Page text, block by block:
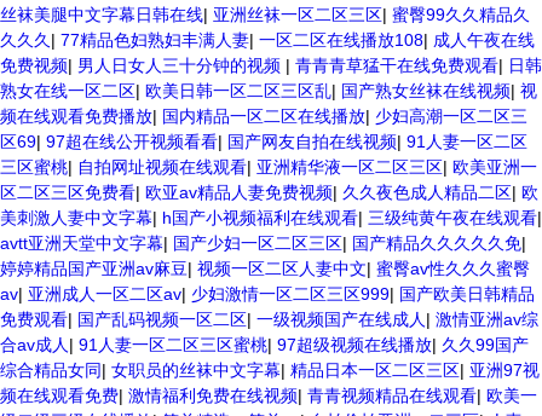
丝袜美腿中文字幕日韩在线| 亚洲丝袜一区二区三区| 蜜臀99久久精品久
久久久 | 77精品色妇熟妇丰满人妻| 一区二区在线播放108| 成人午夜在线
免费视频| 男人日女人三十分钟的视频 | 青青青草猛干在线免费观看| 日韩
熟女在线一区二区| 欧美日韩一区二区三区乱| 国产熟女丝袜在线视频| 视
频在线观看免费播放| 国内精品一区二区在线播放| 少妇高潮一区二区三
区69| 97超在线公开视频看看| 国产网友自拍在线视频| 91人妻一区二区
三区蜜桃| 自拍网址视频在线观看| 亚洲精华液一区二区三区| 欧美亚洲一
区二区三区免费看| 欧亚av精品人妻免费视频| 久久夜色成人精品二区| 欧
美刺激人妻中文字幕| h国产小视频福利在线观看| 三级纯黄午夜在线观看|
avtt亚洲天堂中文字幕| 国产少妇一区二区三区| 国产精品久久久久久免|
婷婷精品国产亚洲av麻豆| 视频一区二区人妻中文| 蜜臀av性久久久蜜臀
av| 亚洲成人一区二区av| 少妇激情一区二区三区999| 国产欧美日韩精品
免费观看| 国产乱码视频一区二区| 一级视频国产在线成人 | 激情亚洲av综
合av成人 | 91人妻一区二区三区蜜桃| 97超级视频在线播放| 久久99国产
综合精品女同| 女职员的丝袜中文字幕| 精品日本一区二区三区| 亚洲97视
频在线观看免费| 激情福利免费在线视频| 青青视频精品在线观看| 欧美一